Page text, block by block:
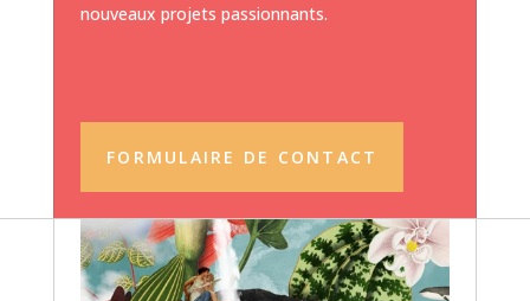
nouveaux projets passionnants.
FORMULAIRE DE CONTACT